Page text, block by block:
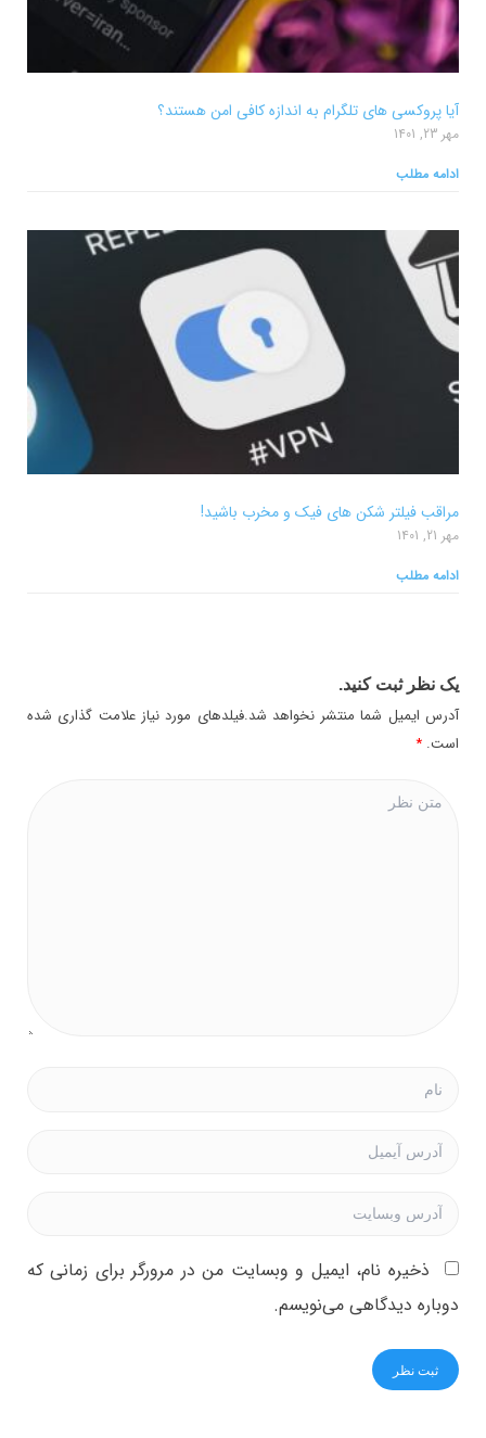
آیا پروکسی های تلگرام به اندازه کافی امن هستند؟
مهر 23, 1401
ادامه مطلب
مراقب فیلتر شکن های فیک و مخرب باشید!
مهر 21, 1401
ادامه مطلب
یک نظر ثبت کنید.
آدرس ایمیل شما منتشر نخواهد شد.فیلدهای مورد نیاز علامت گذاری شده
است. *
ذخیره نام، ایمیل و وبسایت من در مرورگر برای زمانی که
دوباره دیدگاهی می‌نویسم.